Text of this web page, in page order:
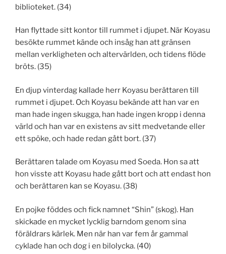
biblioteket. (34)
Han flyttade sitt kontor till rummet i djupet. När Koyasu
besökte rummet kände och insåg han att gränsen
mellan verkligheten och altervärlden, och tidens flöde
bröts. (35)
En djup vinterdag kallade herr Koyasu berättaren till
rummet i djupet. Och Koyasu bekände att han var en
man hade ingen skugga, han hade ingen kropp i denna
värld och han var en existens av sitt medvetande eller
ett spöke, och hade redan gått bort. (37)
Berättaren talade om Koyasu med Soeda. Hon sa att
hon visste att Koyasu hade gått bort och att endast hon
och berättaren kan se Koyasu. (38)
En pojke föddes och fick namnet “Shin” (skog). Han
skickade en mycket lycklig barndom genom sina
föräldrars kärlek. Men när han var fem år gammal
cyklade han och dog i en bilolycka. (40)